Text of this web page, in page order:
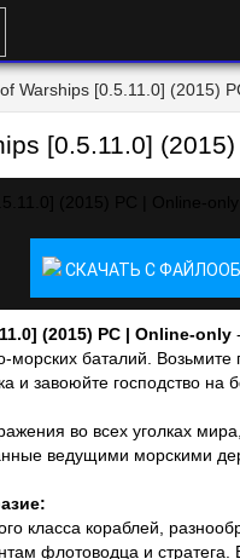
Warships [0.5.11.0] (2015)
[0.5.11.0]
СКАЧАТЬ С
(2015) PC | Online-only
баталий.
и завоюйте господство на
во всех уголках
ведущими морскими
класса кораблей,
флотоводца и